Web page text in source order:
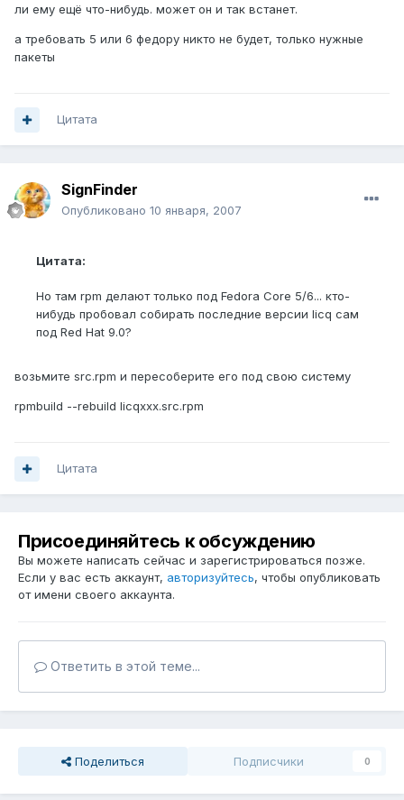
ли ему ещё что-нибудь. может он и так встанет.
а требовать 5 или 6 федору никто не будет, только нужные
пакеты
Цитата
SignFinder
Опубликовано 10 января, 2007
Цитата:
Но там rpm делают только под Fedora Core 5/6... кто-
нибудь пробовал собирать последние версии licq сам
под Red Hat 9.0?
возьмите src.rpm и пересоберите его под свою систему
rpmbuild --rebuild licqxxx.src.rpm
Цитата
Присоединяйтесь к обсуждению
Вы можете написать сейчас и зарегистрироваться позже.
Если у вас есть аккаунт, авторизуйтесь, чтобы опубликовать
от имени своего аккаунта.
Ответить в этой теме...
Поделиться Подписчики 0